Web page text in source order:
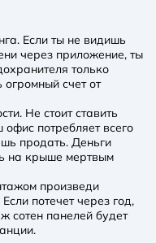
Если ты не видишь
через приложение, ты
только
счет от
Не стоит ставить
потребляет всего
продать. Деньги
на крыше мертвым
произведи
потечет через год,
сотен панелей будет